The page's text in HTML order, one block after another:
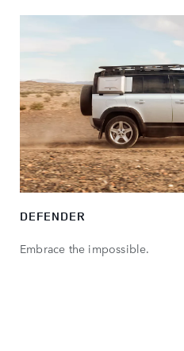
DEFENDER
Embrace the impossible.